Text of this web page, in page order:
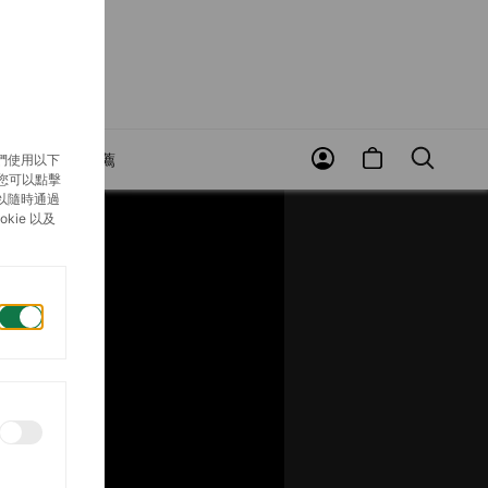
近期推薦
使用以下
可以點擊
隨時通過
以及